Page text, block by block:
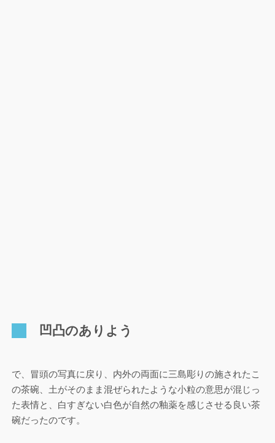
凹凸のありよう
で、冒頭の写真に戻り、内外の両面に三島彫りの施されたこ
の茶碗、土がそのまま混ぜられたような小粒の意思が混じっ
た表情と、白すぎない白色が自然の釉薬を感じさせる良い茶
碗だったのです。